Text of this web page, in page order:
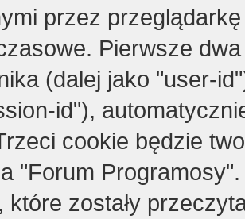
przez
Pierwsze
(dalej jako "user-
id"),
cookie będzie
"Forum
które zostały